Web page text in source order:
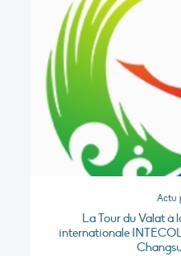
Actu
La Tour du Valat à
internationale